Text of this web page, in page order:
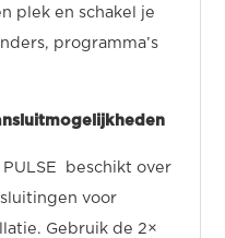
plek en schakel je
programma’s
PULSE beschikt over
voor
Gebruik de 2×